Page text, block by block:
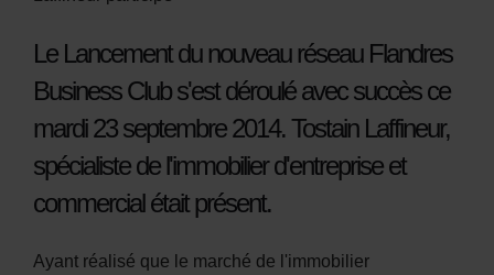
Le Lancement du nouveau réseau Flandres
Business Club s'est déroulé avec succès ce
mardi 23 septembre 2014. Tostain Laffineur,
spécialiste de l'immobilier d'entreprise et
commercial était présent.
Ayant réalisé que le marché de l'immobilier